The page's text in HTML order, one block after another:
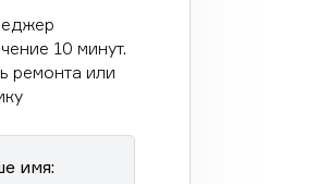
10 минут.
ремонта или